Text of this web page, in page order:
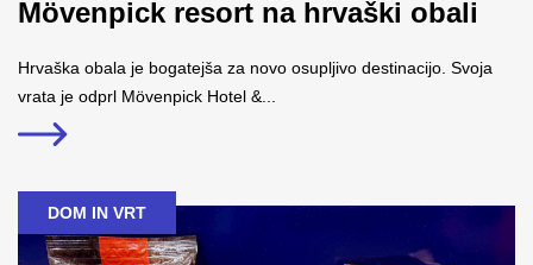
Mövenpick resort na hrvaški obali
Hrvaška obala je bogatejša za novo osupljivo destinacijo. Svoja
vrata je odprl Mövenpick Hotel &...
DOM IN VRT